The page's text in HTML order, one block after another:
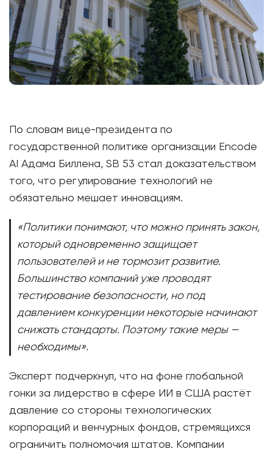
По словам вице-президента по
государственной политике организации Encode
AI Адама Биллена, SB 53 стал доказательством
того, что регулирование технологий не
обязательно мешает инновациям.
«Политики понимают, что можно принять закон,
который одновременно защищает
пользователей и не тормозит развитие.
Большинство компаний уже проводят
тестирование безопасности, но под
давлением конкуренции некоторые начинают
снижать стандарты. Поэтому такие меры —
необходимы».
Эксперт подчеркнул, что на фоне глобальной
гонки за лидерство в сфере ИИ в США растёт
давление со стороны технологических
корпораций и венчурных фондов, стремящихся
ограничить полномочия штатов. Компании